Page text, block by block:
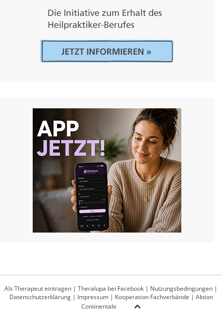
Als Therapeut eintragen | Theralupa bei Facebook | Nutzungsbedingungen |
Datenschutzerklärung| Impressum| Kooperation Fachverbände | Aktion
Continentale